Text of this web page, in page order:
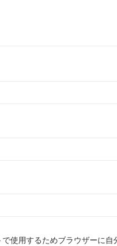
で使用するためブラウザーに自